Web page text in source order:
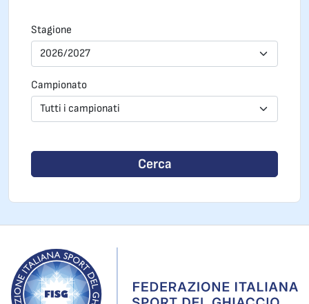
Stagione
2026/2027
Campionato
Tutti i campionati
Cerca